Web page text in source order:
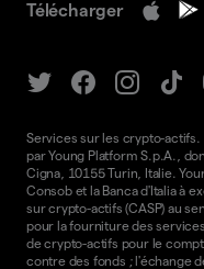
Télécharger
Services sur les crypto-
par Young Platform S.p.A.,
Cigna, 10155 Turin, Italie.
Consob et la Banca d'Italia à
sur crypto-actifs (CASP) au
pour la fourniture des
de crypto-actifs pour le
contre des fonds ; l'échange